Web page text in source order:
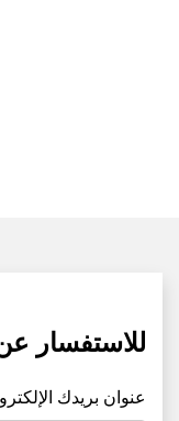
للاستفسار عن
عنوان بريدك